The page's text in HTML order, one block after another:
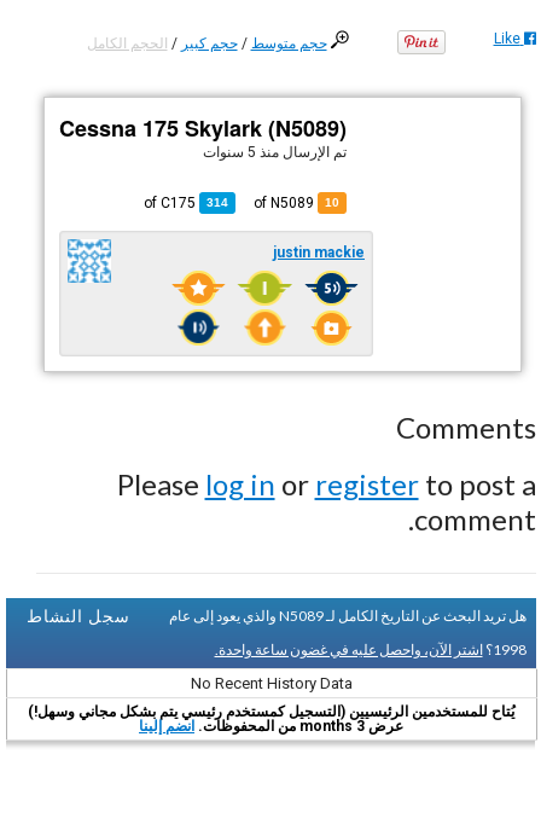
حجم متوسط /حجم كبير / الحجم الكامل Like
Cessna 175 Skylark (N5089)
تم الإرسال منذ 5 سنوات
10
314
C175
justin mackie
Comments
Please log in or registerto post a
comment.
سجل النشاط
هل تريد البحث عن التاريخ الكامل لـ N5089 والذي يعود إلى عام
1998؟ اشتر الآن، واحصل عليه في غضون ساعة واحدة.
No Recent History Data
يُتاح للمستخدمين الرئيسيين (التسجيل كمستخدم رئيسي يتم بشكل مجاني وسهل!)
عرض 3 months من المحفوظات.
انضم إلينا